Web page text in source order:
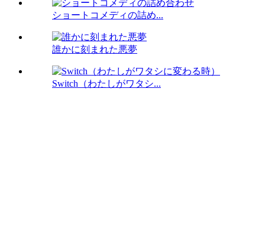
ショートコメディの詰め...
誰かに刻まれた悪夢
Switch（わたしがワタシ...